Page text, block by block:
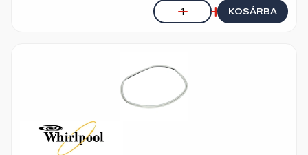
KOSÁRBA